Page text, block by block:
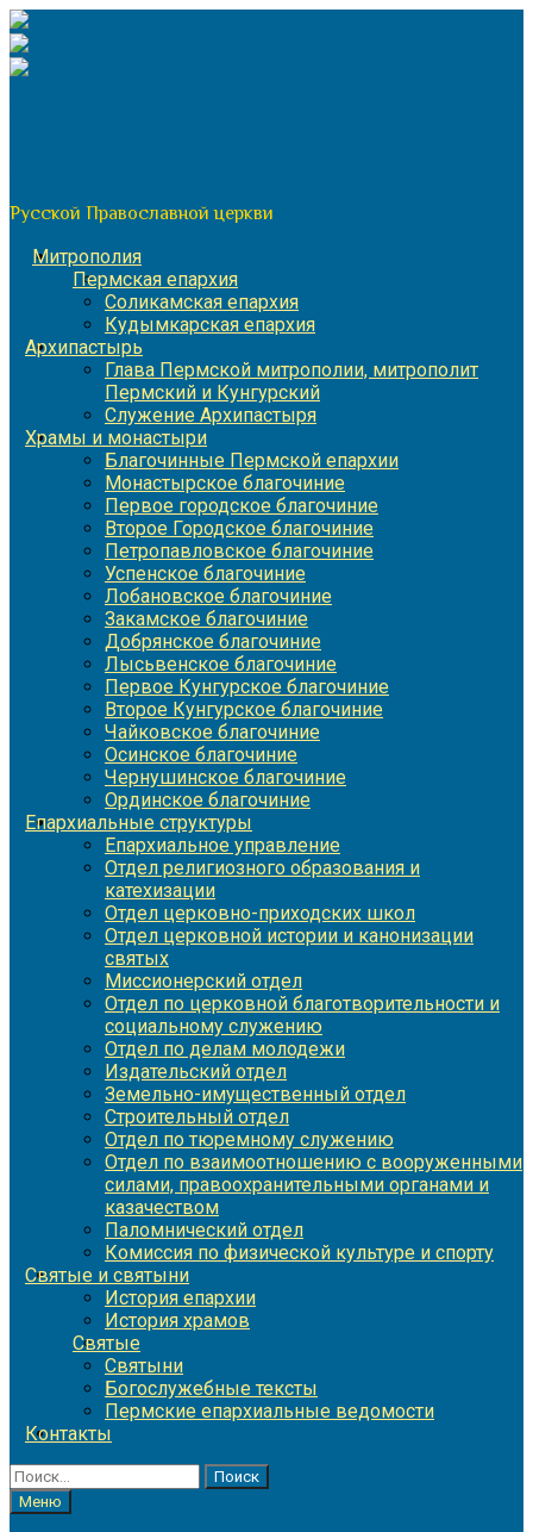
Перейти
к
содержимому
Русской Православной церкви
Митрополия
Пермская епархия
Соликамская епархия
Кудымкарская епархия
Архипастырь
Глава Пермской митрополии, митрополит
Пермский и Кунгурский
Служение Архипастыря
Храмы и монастыри
Благочинные Пермской епархии
Монастырское благочиние
Первое городское благочиние
Второе Городское благочиние
Петропавловское благочиние
Успенское благочиние
Лобановское благочиние
Закамское благочиние
Добрянское благочиние
Лысьвенское благочиние
Первое Кунгурское благочиние
Второе Кунгурское благочиние
Чайковское благочиние
Осинское благочиние
Чернушинское благочиние
Ординское благочиние
Епархиальные структуры
Епархиальное управление
Отдел религиозного образования и
катехизации
Отдел церковно-приходских школ
Отдел церковной истории и канонизации
святых
Миссионерский отдел
Отдел по церковной благотворительности и
социальному служению
Отдел по делам молодежи
Издательский отдел
Земельно-имущественный отдел
Строительный отдел
Отдел по тюремному служению
Отдел по взаимоотношению с вооруженными
силами, правоохранительными органами и
казачеством
Паломнический отдел
Комиссия по физической культуре и спорту
Святые и святыни
История епархии
История храмов
Святые
Святыни
Богослужебные тексты
Пермские епархиальные ведомости
Контакты
Найти:
Меню